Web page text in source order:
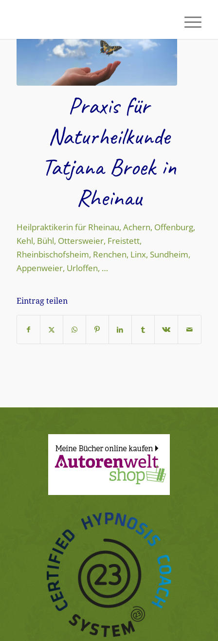
Praxis für
Naturheilkunde
Tatjana Broek in
Rheinau
Heilpraktikerin für Rheinau, Achern, Offenburg,
Kehl, Bühl, Ottersweier, Freistett,
Rheinbischofsheim, Renchen, Linx, Sundheim,
Appenweier, Urloffen, …
Eintrag teilen